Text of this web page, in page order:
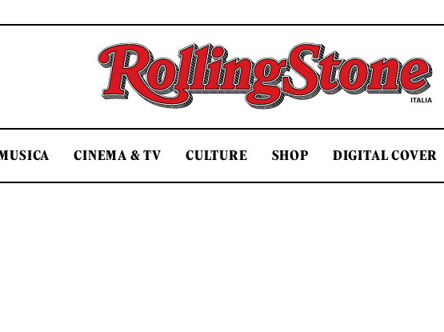
Rolling Stone Italia
CINEMA & TV CULTURE SHOP DIGITAL COVER